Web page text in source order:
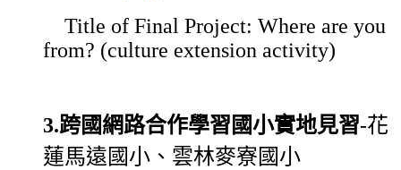
Title of Final Project: Where are you
from? (culture extension activity)
3.跨國網路合作學習國小實地見習-花
蓮馬遠國小、雲林麥寮國小